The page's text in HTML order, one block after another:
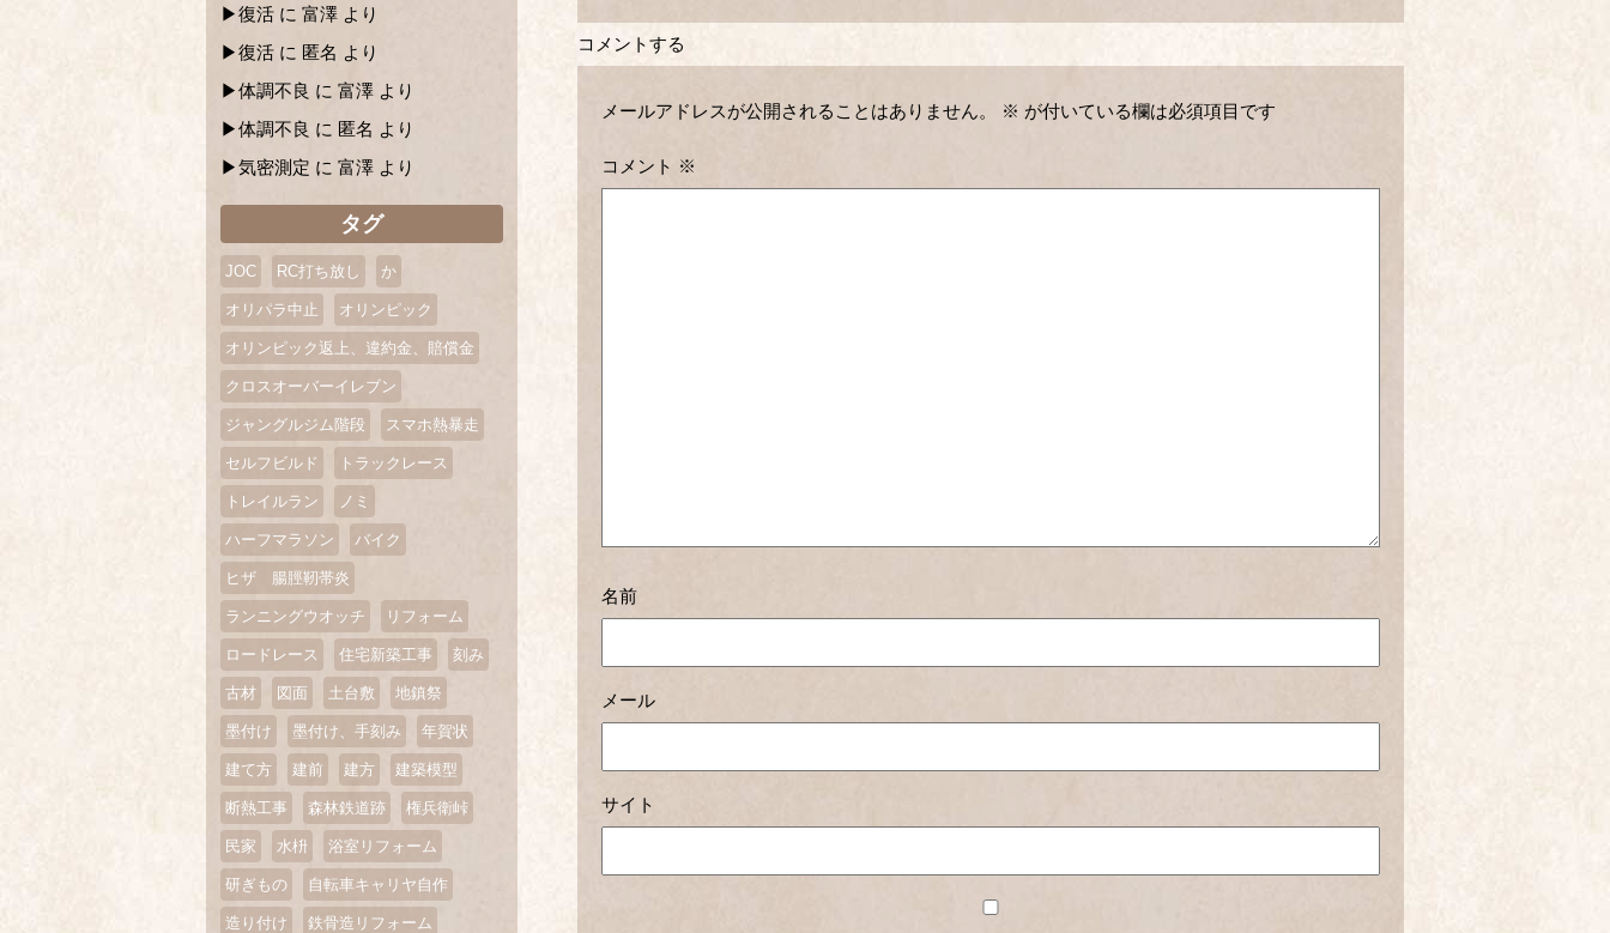
コメントする
メールアドレスが公開されることはありません。 ※ が付いている欄は必須項目です
コメント ※
名前
メール
サイト
復活 に 富澤 より
復活 に 匿名 より
体調不良 に 富澤 より
体調不良 に 匿名 より
気密測定 に 富澤 より
タグ
JOC RC打ち放し か
オリパラ中止 オリンピック
オリンピック返上、違約金、賠償金
クロスオーバーイレブン
ジャングルジム階段 スマホ熱暴走
セルフビルド トラックレース
トレイルラン ノミ
ハーフマラソン バイク
ヒザ 腸脛靭帯炎
ランニングウオッチ リフォーム
ロードレース 住宅新築工事 刻み
古材 図面 土台敷 地鎮祭
墨付け 墨付け、手刻み 年賀状
建て方 建前 建方 建築模型
断熱工事 森林鉄道跡 権兵衛峠
民家 水枡 浴室リフォーム
研ぎもの 自転車キャリヤ自作
造り付け 鉄骨造リフォーム